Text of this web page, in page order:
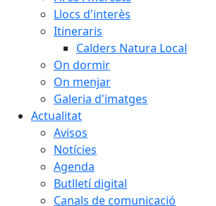
Llocs d'interès
Itineraris
Calders Natura Local
On dormir
On menjar
Galeria d'imatges
Actualitat
Avisos
Notícies
Agenda
Butlletí digital
Canals de comunicació